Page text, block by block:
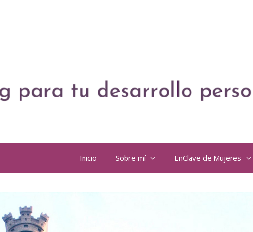
Inicio Sobre mí EnClave de Mujeres